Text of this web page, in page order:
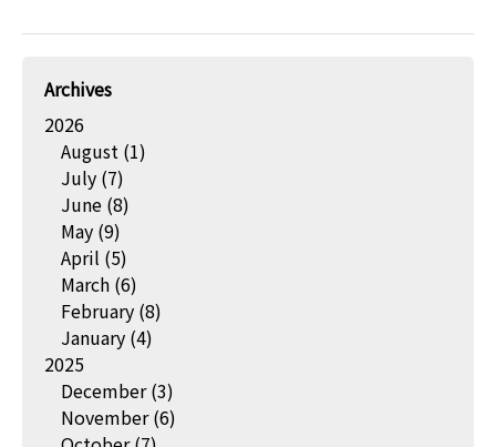
Archives
2026
August (1)
July (7)
June (8)
May (9)
April (5)
March (6)
February (8)
January (4)
2025
December(3)
November(6)